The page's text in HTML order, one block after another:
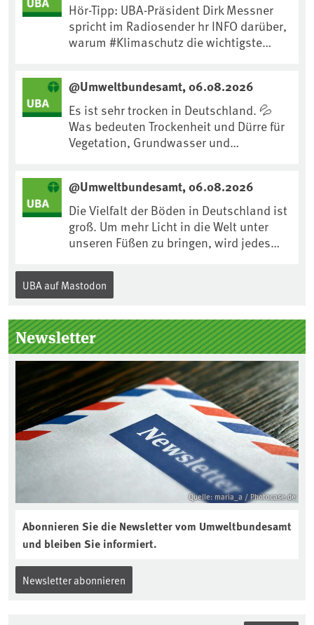
Hör-Tipp: UBA-Präsident Dirk Messner
spricht im Radiosender hr INFO darüber,
warum #Klimaschutz die wichtigste
https://www.ardsounds.de/episode/urn
:ard:episode:0e7cf1c4b819c26d/
@Umweltbundesamt, 06.08.2026
Es ist sehr trocken in Deutschland. 💦
Was bedeuten Trockenheit und Dürre für
Vegetation, Grundwasser und
anpassen?🤔Antworten auf diese und
weitere Fragen auf unserer Webseite:
www.uba.de/trockenheit #Trockenheit
#Klimawandel
@Umweltbundesamt, 06.08.2026
Die Vielfalt der Böden in Deutschland ist
groß. Um mehr Licht in die Welt unter
unseren Füßen zu bringen, wird jedes
Internationalen Tag des Bodens, der
„Boden des Jahres“ vorgestellt. Das UBA
Kuratorium, wie wird der Boden des
Jahres ausgewählt und was passiert
eigentlich während eines solchen
Bodenjahres? Infos dazu gibt es im
aktuellen Podcast „Soilcast“. Jetzt
reinhören:
https://soilcast.de/interview/sc202-
interview-die-kuer-der-krume/
UBA auf Mastodon
Newsletter
Quelle: maria_a / Photocase.de
Abonnieren Sie die Newsletter vom Umweltbundesamt
und bleiben Sie informiert.
Newsletter abonnieren